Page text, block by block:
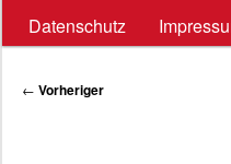
Datenschutz
Beitragsnavigation
← Vorheriger